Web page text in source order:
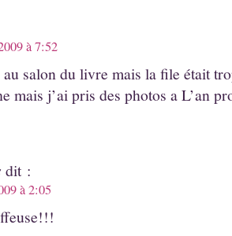
à 7:52
salon du livre mais la file était
mais j’ai pris des photos a L’an
dit :
à 2:05